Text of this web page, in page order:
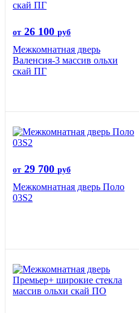
от 26 100 руб
Межкомнатная дверь
Валенсия-3 массив ольхи
скай ПГ
от 29 700 руб
Межкомнатная дверь Поло
03S2